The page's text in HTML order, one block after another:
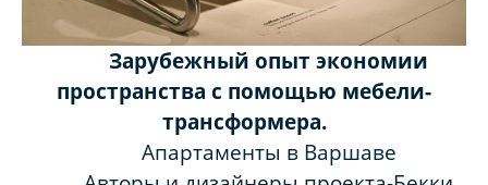
Зарубежный опыт экономии
пространства с помощью мебели-
трансформера.
Апартаменты в Варшаве